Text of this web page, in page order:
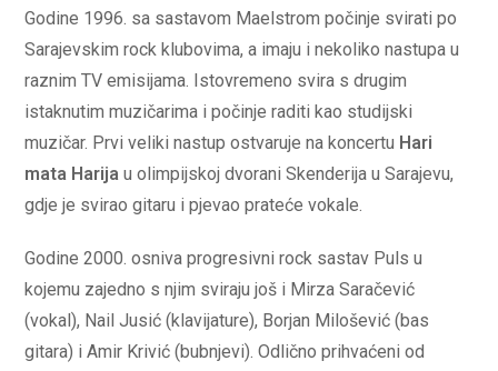
Godine 1996. sa sastavom Maelstrom počinje svirati po
Sarajevskim rock klubovima, a imaju i nekoliko nastupa u
raznim TV emisijama. Istovremeno svira s drugim
istaknutim muzičarima i počinje raditi kao studijski
muzičar. Prvi veliki nastup ostvaruje na koncertu Hari
mata Harija u olimpijskoj dvorani Skenderija u Sarajevu,
gdje je svirao gitaru i pjevao prateće vokale.
Godine 2000. osniva progresivni rock sastav Puls u
kojemu zajedno s njim sviraju još i Mirza Saračević
(vokal), Nail Jusić (klavijature), Borjan Milošević (bas
gitara) i Amir Krivić (bubnjevi). Odlično prihvaćeni od